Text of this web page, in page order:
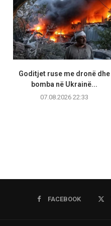
Goditjet ruse me dronë dhe
bomba në Ukrainë...
07.08.2026 22:33
FACEBOOK